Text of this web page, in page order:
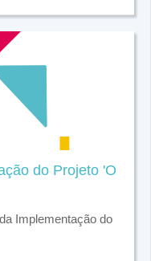
do Projeto 'O
Implementação do